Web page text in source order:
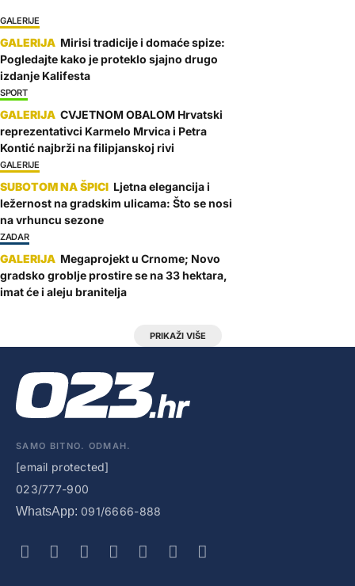
GALERIJE
Mirisi tradicije i domaće spize:
Pogledajte kako je proteklo sjajno drugo
izdanje Kalifesta
SPORT
CVJETNOM OBALOM Hrvatski
reprezentativci Karmelo Mrvica i Petra
Kontić najbrži na filipjanskoj rivi
GALERIJE
Ljetna elegancija i
ležernost na gradskim ulicama: Što se nosi
na vrhuncu sezone
ZADAR
Megaprojekt u Crnome; Novo
gradsko groblje prostire se na 33 hektara,
imat će i aleju branitelja
PRIKAŽI VIŠE
SAMO BITNO. ODMAH.
[email protected]
023/777-900
WhatsApp: 091/6666-888